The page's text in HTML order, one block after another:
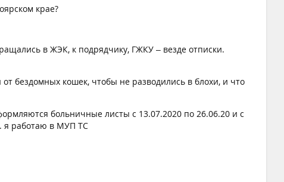
крае?
в ЖЭК, к подрядчику, ГЖКУ – везде отписки.
бездомных кошек, чтобы не разводились в блохи, и что
больничные листы с 13.07.2020 по 26.06.20 и с
я работаю в МУП ТС